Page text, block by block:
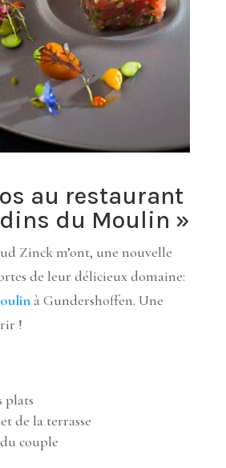
au restaurant
du Moulin »
Zinck m’ont, une nouvelle
de leur délicieux domaine:
à Gundershoffen. Une
!
plats
de la terrasse
couple